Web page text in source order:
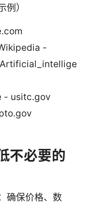
）
-
- usitc.gov
不必要的
确保价格、数